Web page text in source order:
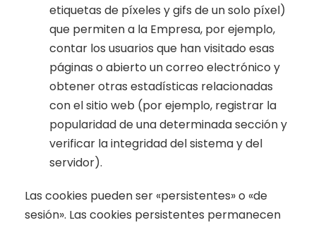
etiquetas de píxeles y gifs de un solo píxel)
que permiten a la Empresa, por ejemplo,
contar los usuarios que han visitado esas
páginas o abierto un correo electrónico y
obtener otras estadísticas relacionadas
con el sitio web (por ejemplo, registrar la
popularidad de una determinada sección y
verificar la integridad del sistema y del
servidor).
Las cookies pueden ser «persistentes» o «de
sesión». Las cookies persistentes permanecen